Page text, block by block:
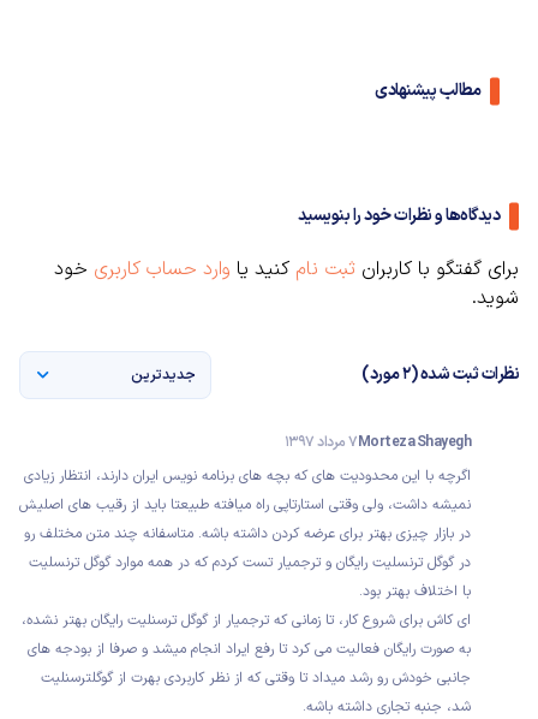
مطالب پیشنهادی
دیدگاه‌ها و نظرات خود را بنویسید
برای گفتگو با کاربران ثبت نام کنید یا وارد حساب کاربری خود
شوید.
نظرات ثبت شده (2 مورد) جدیدترین
Morteza Shayegh7 مرداد 1397
اگرچه با این محدودیت های که بچه های برنامه نویس ایران دارند، انتظار زیادی
نمیشه داشت، ولی وقتی استارتاپی راه میافته طبیعتا باید از رقیب های اصلیش
در بازار چیزی بهتر برای عرضه کردن داشته باشه. متاسفانه چند متن مختلف رو
در گوگل ترنسلیت رایگان و ترجمیار تست کردم که در همه موارد گوگل ترنسلیت
با اختلاف بهتر بود.
ای کاش برای شروع کار، تا زمانی که ترجمیار از گوگل ترسنلیت رایگان بهتر نشده،
به صورت رایگان فعالیت می کرد تا رفع ایراد انجام میشد و صرفا از بودجه های
جانبی خودش رو رشد میداد تا وقتی که از نظر کاربردی بهرت از گوگلترسنلیت
شد، جنبه تجاری داشته باشه.